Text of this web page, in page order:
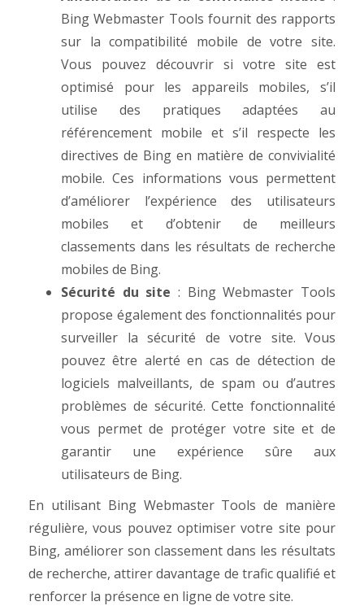
Bing Webmaster Tools fournit des rapports
sur la compatibilité mobile de votre site.
Vous pouvez découvrir si votre site est
optimisé pour les appareils mobiles, s’il
utilise des pratiques adaptées au
référencement mobile et s’il respecte les
directives de Bing en matière de convivialité
mobile. Ces informations vous permettent
d’améliorer l’expérience des utilisateurs
mobiles et d’obtenir de meilleurs
classements dans les résultats de recherche
mobiles de Bing.
Sécurité du site : Bing Webmaster Tools
propose également des fonctionnalités pour
surveiller la sécurité de votre site. Vous
pouvez être alerté en cas de détection de
logiciels malveillants, de spam ou d’autres
problèmes de sécurité. Cette fonctionnalité
vous permet de protéger votre site et de
garantir une expérience sûre aux
utilisateurs de Bing.
En utilisant Bing Webmaster Tools de manière
régulière, vous pouvez optimiser votre site pour
Bing, améliorer son classement dans les résultats
de recherche, attirer davantage de trafic qualifié et
renforcer la présence en ligne de votre site.